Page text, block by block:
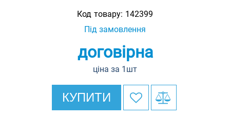
Код товару: 142399
Під замовлення
договірна
ціна за 1шт
КУПИТИ